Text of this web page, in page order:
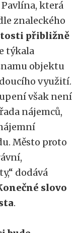
která
znaleckého
přibližně
týkala
objektu
využití.
však není
nájemců,
Město proto
dodává
slovo
.